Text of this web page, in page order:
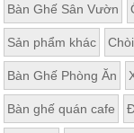
Bàn Ghế Sân Vườn
Sản phẩm khác
Bàn Ghế Phòng Ăn
Bàn ghế quán cafe